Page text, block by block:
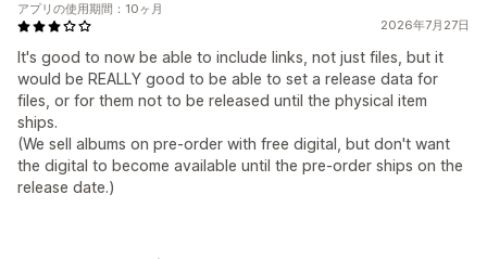
2026年7月27日
It's good to now be able to include links, not just files, but it
would be REALLY good to be able to set a release data for
files, or for them not to be released until the physical item
ships.
(We sell albums on pre-order with free digital, but don't want
the digital to become available until the pre-order ships on the
release date.)
アプリの使用期間：10ヶ月